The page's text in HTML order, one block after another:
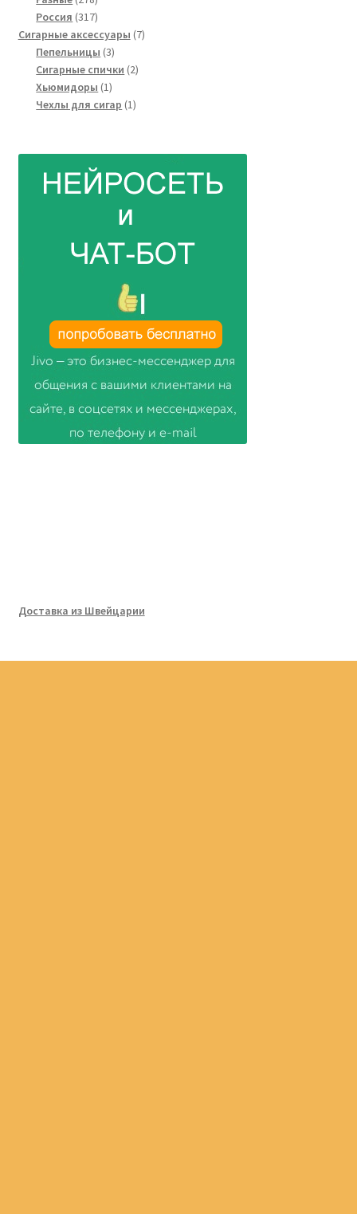
товаров
Россия 317317
товаров
Сигарные аксессуары 77
Пепельницы 33
товара
Сигарные спички 22
Хьюмидоры 11
товар
Чехлы для сигар 11
Доставка из Швейцарии